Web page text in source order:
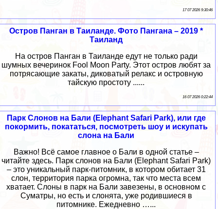
17 07 2026 9:30:46
Остров Панган в Таиланде. Фото Пангана – 2019 *
Таиланд
На остров Панган в Таиланде едут не только ради
шумных вечеринок Fool Moon Party. Этот остров любят за
потрясающие закаты, диковатый релакс и островную
тайскую простоту ......
16 07 2026 0:22:44
Парк Слонов на Бали (Elephant Safari Park), или где
покормить, покататься, посмотреть шоу и искупать
слона на Бали
Важно! Всё самое главное о Бали в одной статье –
читайте здесь. Парк слонов на Бали (Elephant Safari Park)
– это уникальный парк-питомник, в котором обитает 31
слон, территория парка огромна, так что места всем
хватает. Слоны в парк на Бали завезены, в основном с
Суматры, но есть и слонята, уже родившиеся в
питомнике. Ежедневно …...